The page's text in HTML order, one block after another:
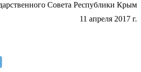
Совета Республики Крым
11 апреля 2017 г.